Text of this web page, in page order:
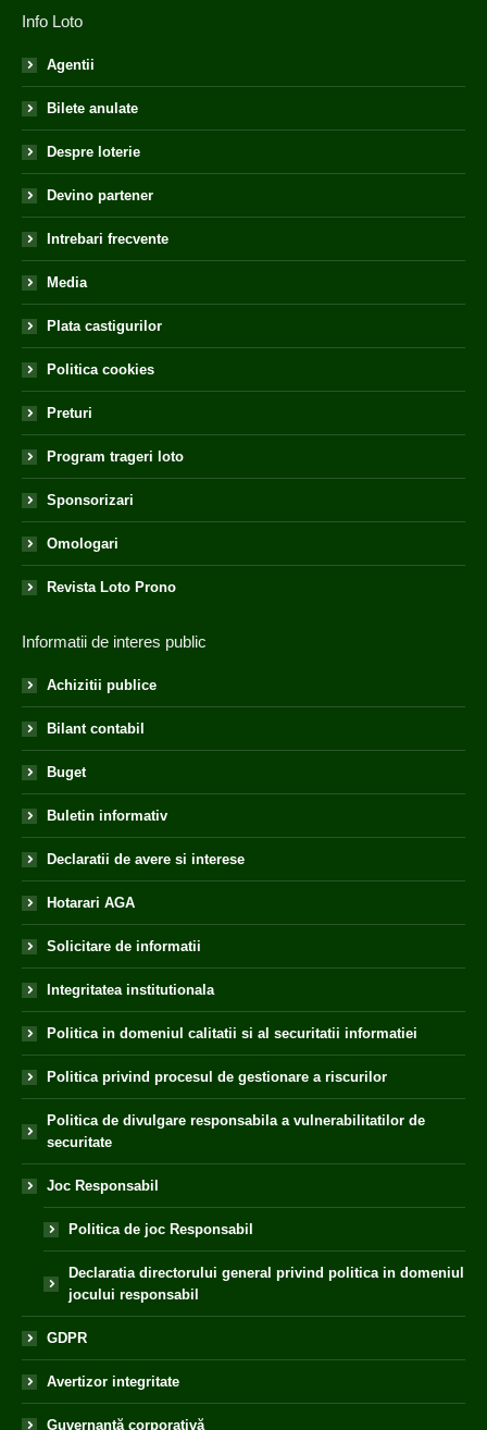
Info Loto
Agentii
Bilete anulate
Despre loterie
Devino partener
Intrebari frecvente
Media
Plata castigurilor
Politica cookies
Preturi
Program trageri loto
Sponsorizari
Omologari
Revista Loto Prono
Informatii de interes public
Achizitii publice
Bilant contabil
Buget
Buletin informativ
Declaratii de avere si interese
Hotarari AGA
Solicitare de informatii
Integritatea institutionala
Politica in domeniul calitatii si al securitatii informatiei
Politica privind procesul de gestionare a riscurilor
Politica de divulgare responsabila a vulnerabilitatilor de
securitate
Joc Responsabil
Politica de joc Responsabil
Declaratia directorului general privind politica in domeniul
jocului responsabil
GDPR
Avertizor integritate
Guvernanță corporativă